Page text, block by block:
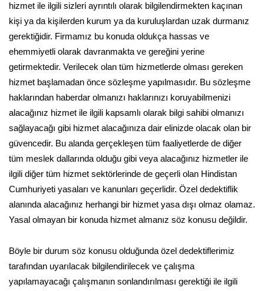
hizmet ile ilgili sizleri ayrıntılı olarak bilgilendirmekten kaçınan
kişi ya da kişilerden kurum ya da kuruluşlardan uzak durmanız
gerektiğidir. Firmamız bu konuda oldukça hassas ve
ehemmiyetli olarak davranmakta ve gereğini yerine
getirmektedir. Verilecek olan tüm hizmetlerde olması gereken
hizmet başlamadan önce sözleşme yapılmasıdır. Bu sözleşme
haklarından haberdar olmanızı haklarınızı koruyabilmenizi
alacağınız hizmet ile ilgili kapsamlı olarak bilgi sahibi olmanızı
sağlayacağı gibi hizmet alacağınıza dair elinizde olacak olan bir
güvencedir. Bu alanda gerçekleşen tüm faaliyetlerde de diğer
tüm meslek dallarında olduğu gibi veya alacağınız hizmetler ile
ilgili diğer tüm hizmet sektörlerinde de geçerli olan Hindistan
Cumhuriyeti yasaları ve kanunları geçerlidir. Özel dedektiflik
alanında alacağınız herhangi bir hizmet yasa dışı olmaz olamaz.
Yasal olmayan bir konuda hizmet almanız söz konusu değildir.
Böyle bir durum söz konusu olduğunda özel dedektiflerimiz
tarafından uyarılacak bilgilendirilecek ve çalışma
yapılamayacağı çalışmanın sonlandırılması gerektiği ile ilgili